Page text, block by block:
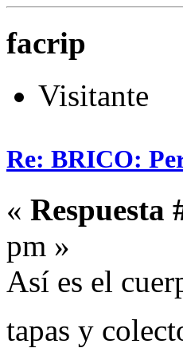
facrip
Visitante
Re: BRICO:
« Respuesta
pm »
Así es el
tapas y